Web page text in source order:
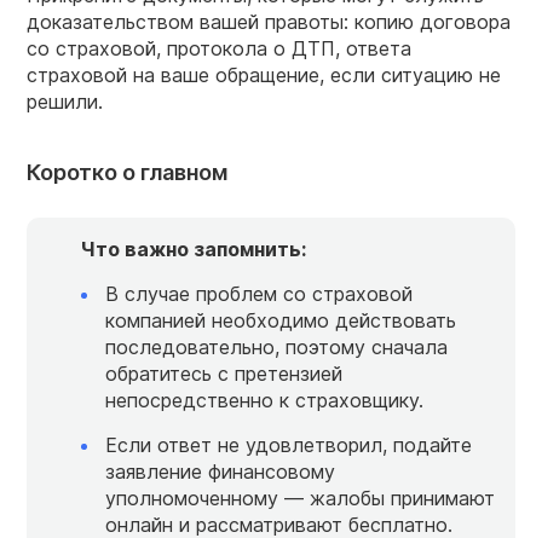
доказательством вашей правоты: копию договора
со страховой, протокола о ДТП, ответа
страховой на ваше обращение, если ситуацию не
решили.
Коротко о главном
Что важно запомнить:
В случае проблем со страховой
компанией необходимо действовать
последовательно, поэтому сначала
обратитесь с претензией
непосредственно к страховщику.
Если ответ не удовлетворил, подайте
заявление финансовому
уполномоченному — жалобы принимают
онлайн и рассматривают бесплатно.